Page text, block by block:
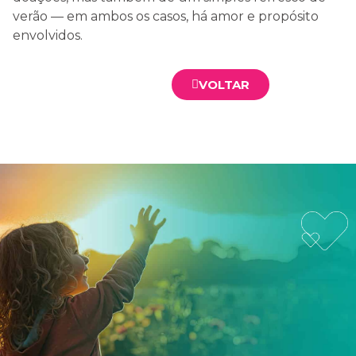
verão — em ambos os casos, há amor e propósito
envolvidos.
VOLTAR